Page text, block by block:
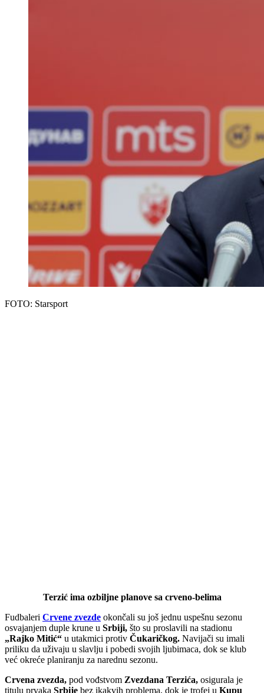
FOTO: Starsport
Terzić ima ozbiljne planove sa crveno-belima
Fudbaleri Crvene zvezde okončali su još jednu uspešnu sezonu
osvajanjem duple krune u Srbiji, što su proslavili na stadionu
„Rajko Mitić“ u utakmici protiv Čukaričkog. Navijači su imali
priliku da uživaju u slavlju i pobedi svojih ljubimaca, dok se klub
već okreće planiranju za narednu sezonu.
Crvena zvezda, pod vođstvom Zvezdana Terzića, osigurala je
titulu prvaka Srbije bez ikakvih problema, dok je trofej u Kupu